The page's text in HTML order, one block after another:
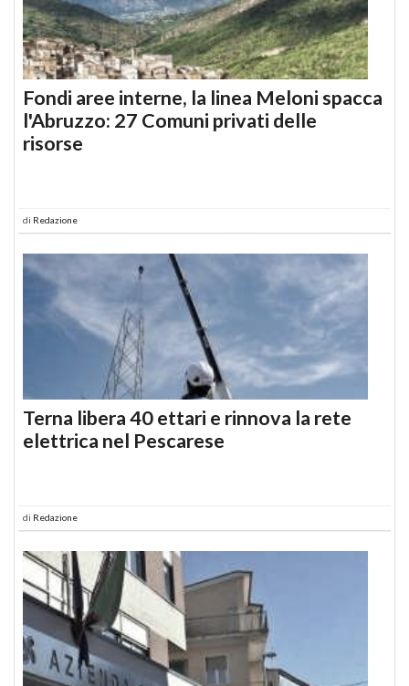
Fondi aree interne, la linea Meloni spacca
l'Abruzzo: 27 Comuni privati delle
risorse
di Redazione
Terna libera 40 ettari e rinnova la rete
elettrica nel Pescarese
di Redazione